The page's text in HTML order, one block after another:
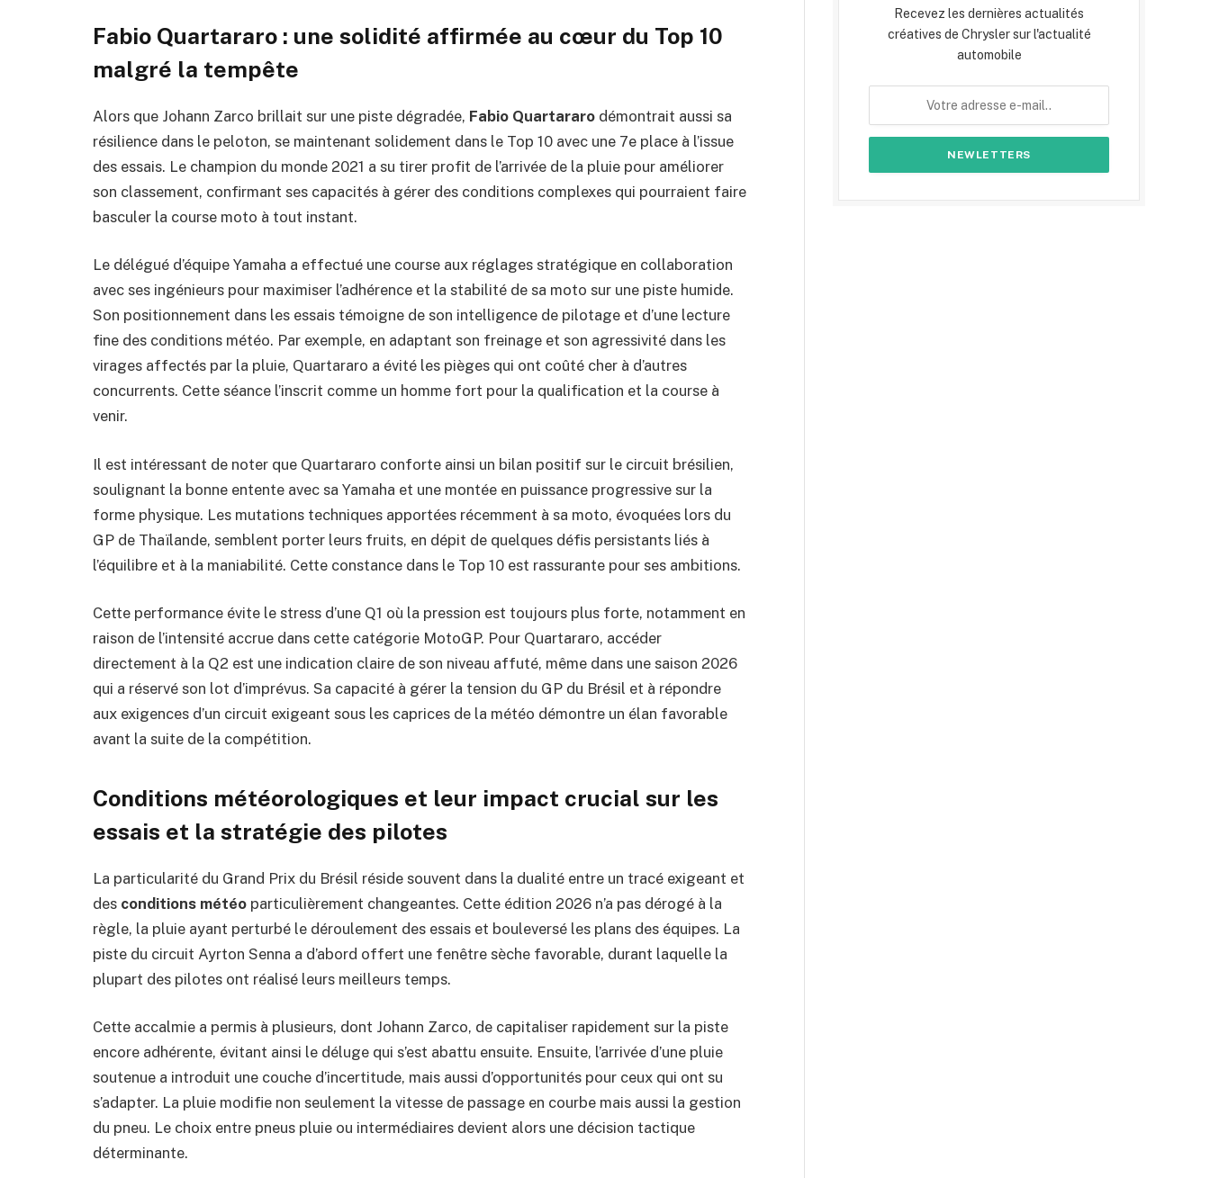
Fabio Quartararo : une solidité affirmée au cœur du Top 10
malgré la tempête
Alors que Johann Zarco brillait sur une piste dégradée, Fabio Quartararo démontrait aussi sa
résilience dans le peloton, se maintenant solidement dans le Top 10 avec une 7e place à l’issue
des essais. Le champion du monde 2021 a su tirer profit de l’arrivée de la pluie pour améliorer
son classement, confirmant ses capacités à gérer des conditions complexes qui pourraient faire
basculer la course moto à tout instant.
Le délégué d’équipe Yamaha a effectué une course aux réglages stratégique en collaboration
avec ses ingénieurs pour maximiser l’adhérence et la stabilité de sa moto sur une piste humide.
Son positionnement dans les essais témoigne de son intelligence de pilotage et d’une lecture
fine des conditions météo. Par exemple, en adaptant son freinage et son agressivité dans les
virages affectés par la pluie, Quartararo a évité les pièges qui ont coûté cher à d’autres
concurrents. Cette séance l’inscrit comme un homme fort pour la qualification et la course à
venir.
Il est intéressant de noter que Quartararo conforte ainsi un bilan positif sur le circuit brésilien,
soulignant la bonne entente avec sa Yamaha et une montée en puissance progressive sur la
forme physique. Les mutations techniques apportées récemment à sa moto, évoquées lors du
GP de Thaïlande, semblent porter leurs fruits, en dépit de quelques défis persistants liés à
l’équilibre et à la maniabilité. Cette constance dans le Top 10 est rassurante pour ses ambitions.
Cette performance évite le stress d’une Q1 où la pression est toujours plus forte, notamment en
raison de l’intensité accrue dans cette catégorie MotoGP. Pour Quartararo, accéder
directement à la Q2 est une indication claire de son niveau affuté, même dans une saison 2026
qui a réservé son lot d’imprévus. Sa capacité à gérer la tension du GP du Brésil et à répondre
aux exigences d’un circuit exigeant sous les caprices de la météo démontre un élan favorable
avant la suite de la compétition.
Conditions météorologiques et leur impact crucial sur les
essais et la stratégie des pilotes
La particularité du Grand Prix du Brésil réside souvent dans la dualité entre un tracé exigeant et
des conditions météo particulièrement changeantes. Cette édition 2026 n’a pas dérogé à la
règle, la pluie ayant perturbé le déroulement des essais et bouleversé les plans des équipes. La
piste du circuit Ayrton Senna a d’abord offert une fenêtre sèche favorable, durant laquelle la
plupart des pilotes ont réalisé leurs meilleurs temps.
Cette accalmie a permis à plusieurs, dont Johann Zarco, de capitaliser rapidement sur la piste
encore adhérente, évitant ainsi le déluge qui s’est abattu ensuite. Ensuite, l’arrivée d’une pluie
soutenue a introduit une couche d’incertitude, mais aussi d’opportunités pour ceux qui ont su
s’adapter. La pluie modifie non seulement la vitesse de passage en courbe mais aussi la gestion
du pneu. Le choix entre pneus pluie ou intermédiaires devient alors une décision tactique
déterminante.
Recevez les dernières actualités
créatives de Chrysler sur l'actualité
automobile